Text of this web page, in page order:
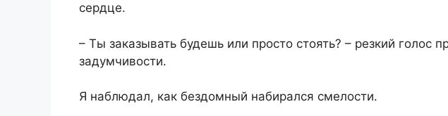
сердце.
– Ты заказывать будешь или просто стоять? – резкий голос
задумчивости.
Я наблюдал, как бездомный набирался смелости.